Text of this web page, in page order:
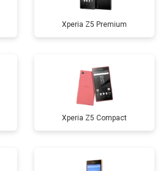
Xperia Z5 Premium
Xperia Z5 Compact